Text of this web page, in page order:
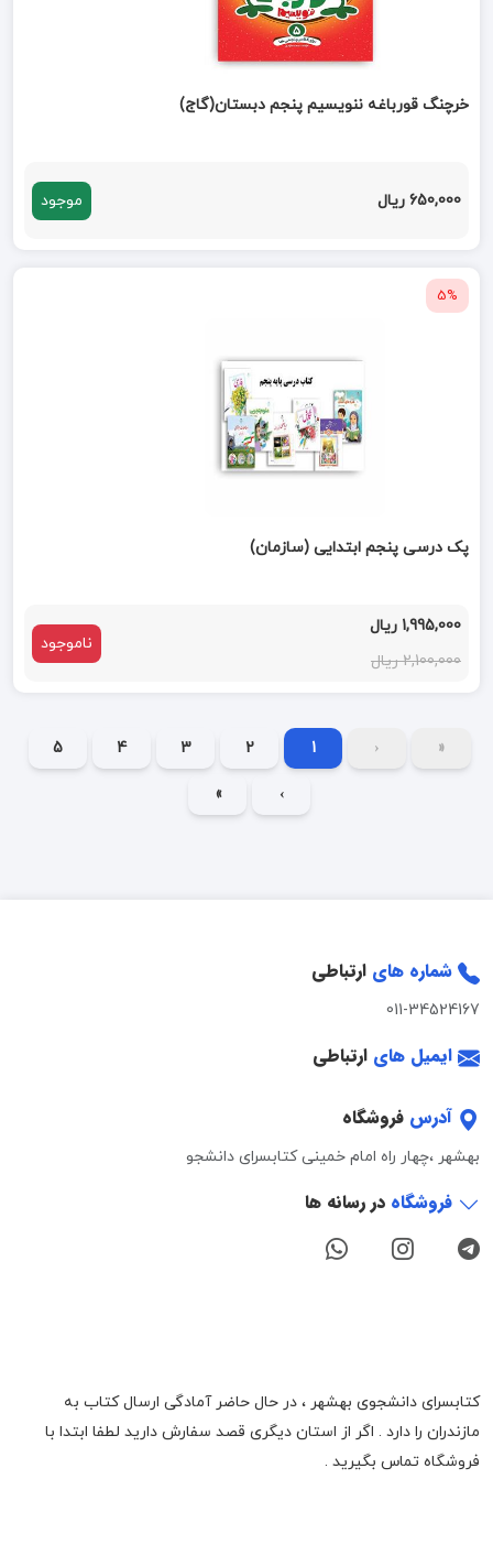
خرچنگ قورباغه ننویسیم پنجم دبستان(گاج)
650,000 ریال موجود
5%
پک درسی پنجم ابتدایی (سازمان)
1,995,000 ریال
2,100,000 ریال
ناموجود
«
‹
1
2
3
4
5
›
»
شماره های ارتباطی
011-34524167
ایمیل های ارتباطی
آدرس فروشگاه
بهشهر ،چهار راه امام خمینی کتابسرای دانشجو
فروشگاه در رسانه ها
کتابسرای دانشجوی بهشهر ، در حال حاضر آمادگی ارسال کتاب به
مازندران را دارد . اگر از استان دیگری قصد سفارش دارید لطفا ابتدا با
فروشگاه تماس بگیرید .